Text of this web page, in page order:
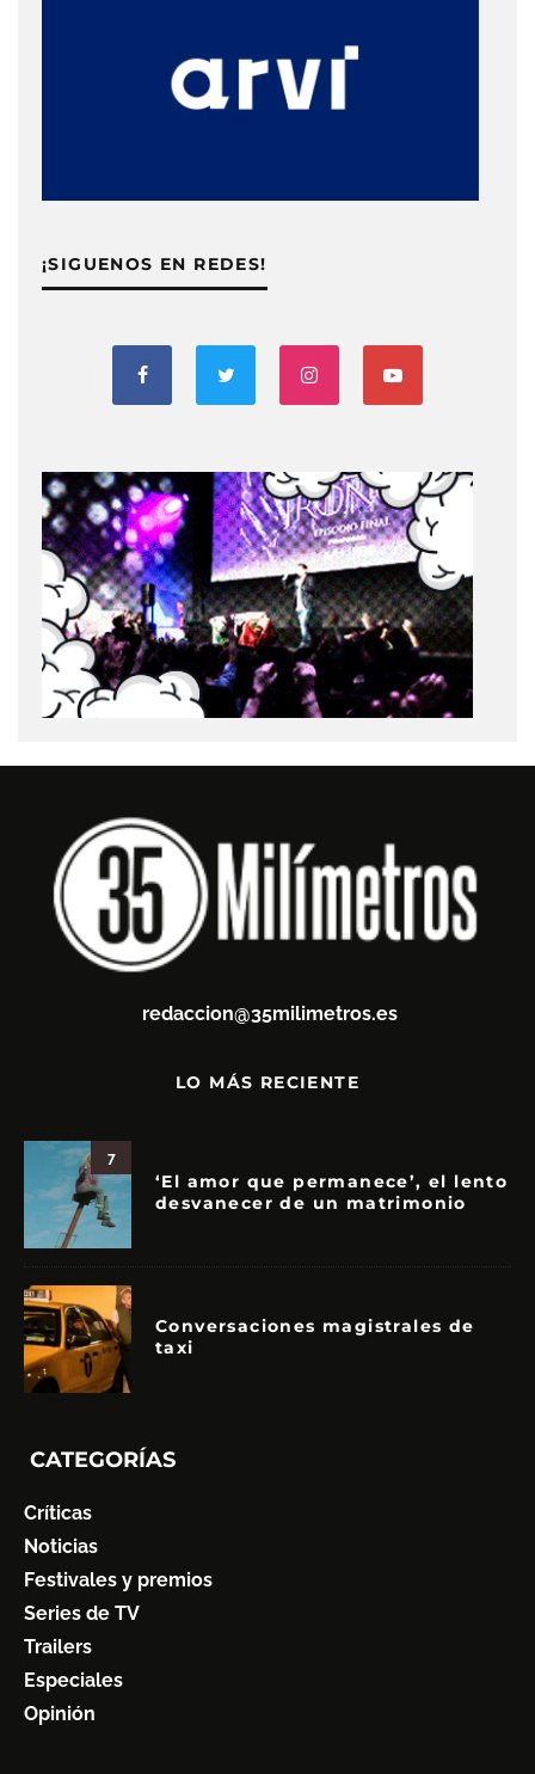
¡SIGUENOS EN REDES!
redaccion@35milimetros.es
LO MÁS RECIENTE
7
‘El amor que permanece’, el lento
desvanecer de un matrimonio
Conversaciones magistrales de
taxi
CATEGORÍAS
Críticas
Noticias
Festivales y premios
Series de TV
Trailers
Especiales
Opinión